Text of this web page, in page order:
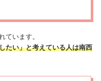
ています。
たい」と考えている人は南西